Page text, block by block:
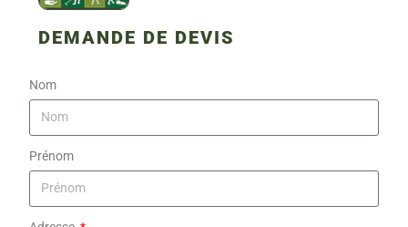
DEMANDE DE DEVIS
Nom
Prénom